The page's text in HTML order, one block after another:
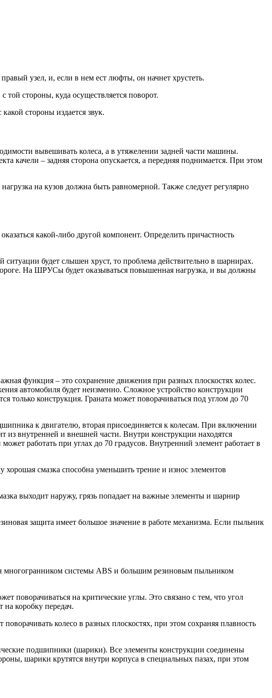
узел, и, если в нем ест люфты, он начнет хрустеть.
стороны, куда осуществляется поворот.
стороны издается звук.
вывешивать колеса, а в утяжелении задней части машины.
качели – задняя сторона опускается, а передняя поднимается. При этом
на кузов должна быть равномерной. Также следует регулярно
какой-либо другой компонент. Определить причастность
будет слышен хруст, то проблема действительно в шарнирах.
На ШРУСы будет оказываться повышенная нагрузка, и вы должны
функция – это сохранение движения при разных плоскостях колес.
автомобиля будет неизменно. Сложное устройство конструкции
только конструкция. Граната может поворачиваться под углом до 70
к двигателю, вторая присоединяется к колесам. При включении
внутренней и внешней части. Внутри конструкции находятся
работать при углах до 70 градусов. Внутренний элемент работает в
смазка способна уменьшить трение и износ элементов
выходит наружу, грязь попадает на важные элементы и шарнир
защита имеет большое значение в работе механизма. Если пыльник
многогранником системы ABS и большим резиновым пыльником
поворачиваться на критические углы. Это связано с тем, что угол
коробку передач.
колесо в разных плоскостях, при этом сохраняя плавность
подшипники (шарики). Все элементы конструкции соединены
шарики крутятся внутри корпуса в специальных пазах, при этом